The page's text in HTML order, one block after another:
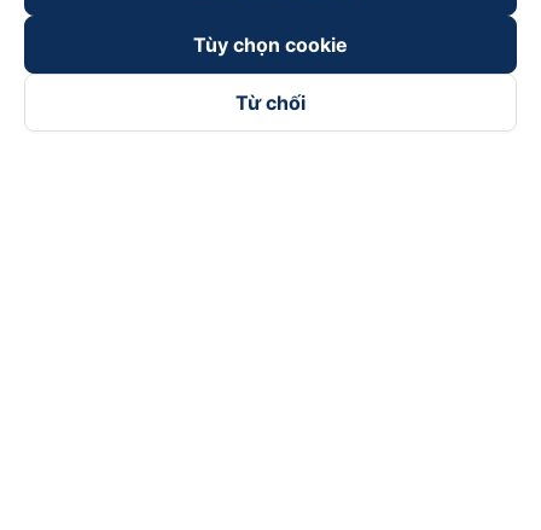
Tùy chọn cookie
Từ chối